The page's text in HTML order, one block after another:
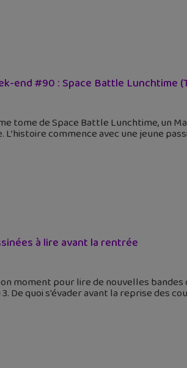
end #90 : Space Battle Lunchtime
tome de Space Battle Lunchtime, un
L’histoire commence avec une jeune
à lire avant la rentrée
moment pour lire de nouvelles
De quoi s'évader avant la reprise des